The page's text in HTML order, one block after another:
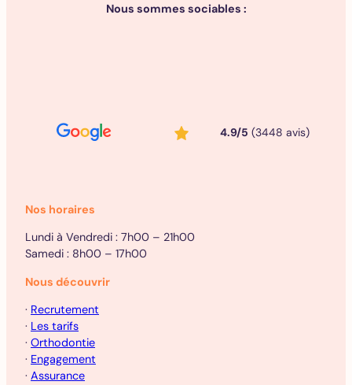
Nous sommes sociables :
4.9/5 (3448 avis)
Nos horaires
Lundi à Vendredi : 7h00 – 21h00
Samedi : 8h00 – 17h00
Nous découvrir
· Recrutement
· Les tarifs
· Orthodontie
· Engagement
· Assurance